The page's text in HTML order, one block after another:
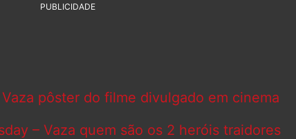
PUBLICIDADE
pôster do filme divulgado em cinema
– Vaza quem são os 2 heróis traidores